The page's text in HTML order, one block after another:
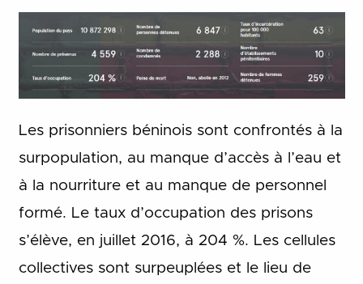
Les prisonniers béninois sont confrontés à la
surpopulation, au manque d’accès à l’eau et
à la nourriture et au manque de personnel
formé. Le taux d’occupation des prisons
s’élève, en juillet 2016, à 204 %. Les cellules
collectives sont surpeuplées et le lieu de